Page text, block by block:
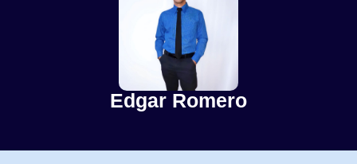
Edgar Romero